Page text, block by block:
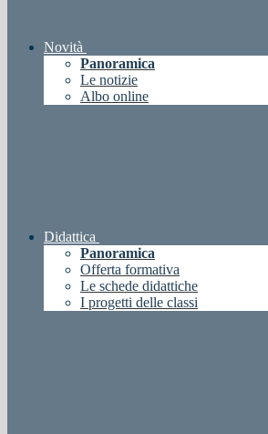
Novità
Panoramica
Le notizie
Albo online
Didattica
Panoramica
Offerta formativa
Le schede didattiche
I progetti delle classi